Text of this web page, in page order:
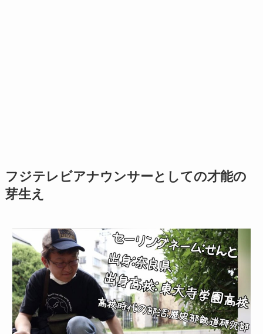
フジテレビアナウンサーとしての才能の
芽生え